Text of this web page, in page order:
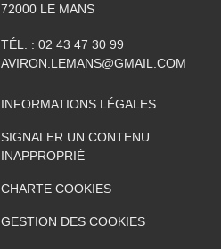
72000 LE MANS
TÉL. : 02 43 47 30 99
AVIRON.LEMANS@GMAIL.COM
INFORMATIONS LÉGALES
SIGNALER UN CONTENU
INAPPROPRIÉ
CHARTE COOKIES
GESTION DES COOKIES